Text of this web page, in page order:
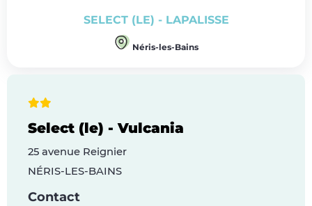
SELECT (LE) - LAPALISSE
Néris-les-Bains
Select (le) - Vulcania
25 avenue Reignier
NÉRIS-LES-BAINS
Contact